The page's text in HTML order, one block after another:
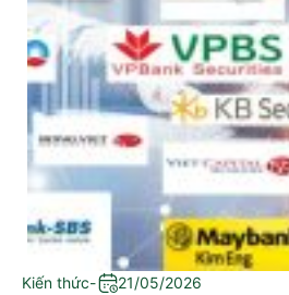
Kiến thức-
21/05/2026